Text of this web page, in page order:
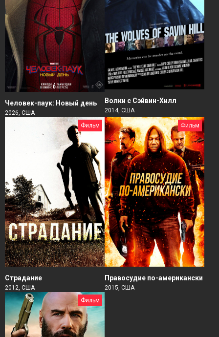
Человек-паук: Новый день
2026, США
Волки с Сэйвин-Хилл
2014, США
Фильм
Страдание
2012, США
Фильм
Правосудие по-американски
2015, США
Фильм